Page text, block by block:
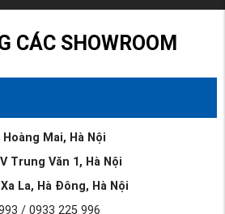
CÁC SHOWROOM
Mai, Hà Nội
Trung Văn 1, Hà Nội
La, Hà Đông, Hà Nội
/ 0933 225 996